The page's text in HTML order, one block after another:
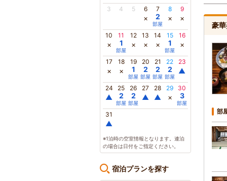
3 4 5 6
×
7
2
部屋
8
×
9
×
10
×
11
1
部屋
12
×
13
×
14
×
15
1
部屋
16
×
17
×
18
×
19
1
部屋
20
2
部屋
21
2
部屋
22
2
部屋
23
▲
24
▲
25
2
部屋
26
2
部屋
27
▲
28
▲
29
×
30
3
部屋
31
▲
※1泊時の空室情報となります。連泊
の場合は日付をご指定ください。
宿泊プランを探す
豪
部